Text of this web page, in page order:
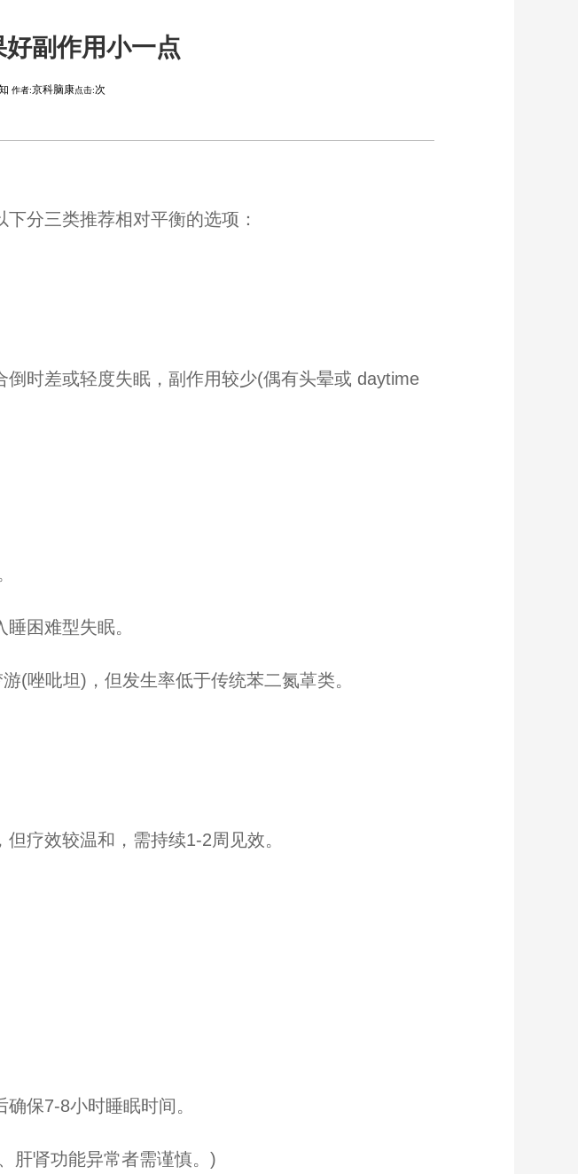
副作用小一点
作者:京科脑康点击:次
分三类推荐相对平衡的选项：
时差或轻度失眠，副作用较少(偶有头晕或 daytime
困难型失眠。
吡坦)，但发生率低于传统苯二氮䓬类。
疗效较温和，需持续1-2周见效。
保7-8小时睡眠时间。
肾功能异常者需谨慎。)